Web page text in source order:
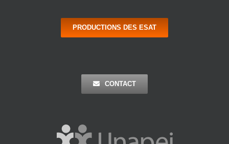
PRODUCTIONS DES ESAT
CONTACT